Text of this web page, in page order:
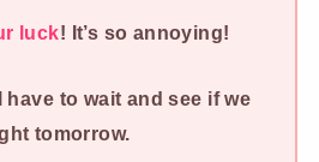
luck! It’s so annoying!
have to wait and see if we
tomorrow.